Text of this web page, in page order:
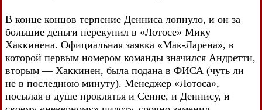
В конце концов терпение Денниса лопнуло, и он за
большие деньги перекупил в «Лотосе» Мику
Хаккинена. Официальная заявка «Мак-Ларена», в
которой первым номером команды значился Андретти,
вторым — Хаккинен, была подана в ФИСА (чуть ли
не в последнюю минуту). Менеджер «Лотоса»,
посылая в душе проклятья и Сенне, и Деннису, и